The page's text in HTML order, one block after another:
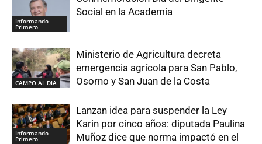
Informando
Primero
Social en la Academia
CAMPO AL DIA
Ministerio de Agricultura decreta
emergencia agrícola para San Pablo,
Osorno y San Juan de la Costa
Informando
Primero
Lanzan idea para suspender la Ley
Karin por cinco años: diputada Paulina
Muñoz dice que norma impactó en el